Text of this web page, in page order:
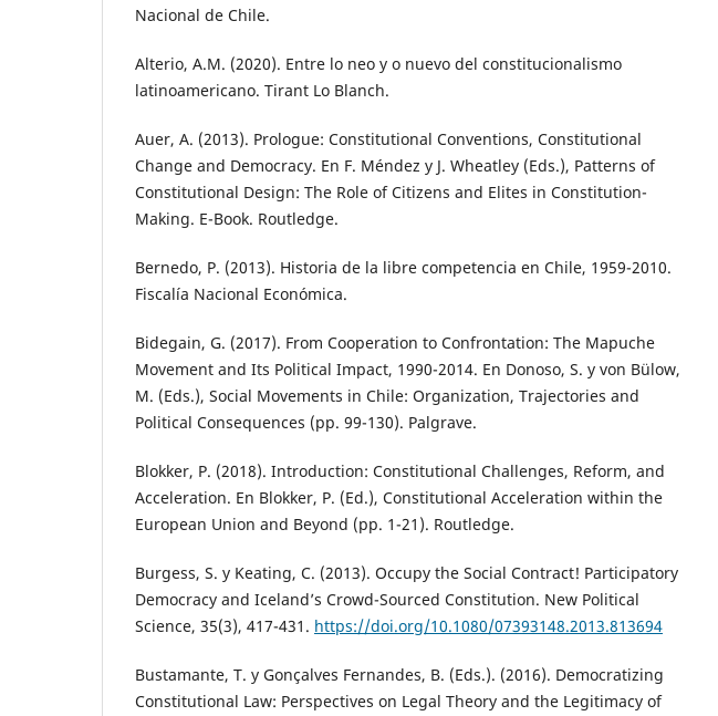
Nacional de Chile.
Alterio, A.M. (2020). Entre lo neo y o nuevo del constitucionalismo
latinoamericano. Tirant Lo Blanch.
Auer, A. (2013). Prologue: Constitutional Conventions, Constitutional
Change and Democracy. En F. Méndez y J. Wheatley (Eds.), Patterns of
Constitutional Design: The Role of Citizens and Elites in Constitution-
Making. E-Book. Routledge.
Bernedo, P. (2013). Historia de la libre competencia en Chile, 1959-2010.
Fiscalía Nacional Económica.
Bidegain, G. (2017). From Cooperation to Confrontation: The Mapuche
Movement and Its Political Impact, 1990-2014. En Donoso, S. y von Bülow,
M. (Eds.), Social Movements in Chile: Organization, Trajectories and
Political Consequences (pp. 99-130). Palgrave.
Blokker, P. (2018). Introduction: Constitutional Challenges, Reform, and
Acceleration. En Blokker, P. (Ed.), Constitutional Acceleration within the
European Union and Beyond (pp. 1-21). Routledge.
Burgess, S. y Keating, C. (2013). Occupy the Social Contract! Participatory
Democracy and Iceland’s Crowd-Sourced Constitution. New Political
Science, 35(3), 417-431. https://doi.org/10.1080/07393148.2013.813694
Bustamante, T. y Gonçalves Fernandes, B. (Eds.). (2016). Democratizing
Constitutional Law: Perspectives on Legal Theory and the Legitimacy of